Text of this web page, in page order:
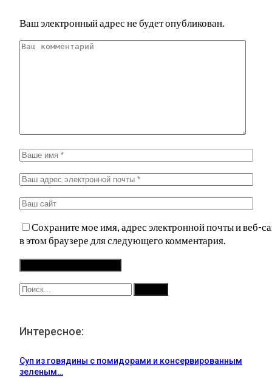
Ваш электронный адрес не будет опубликован.
Сохраните мое имя, адрес электронной почты и веб-
в этом браузере для следующего комментария.
Интересное:
Суп из говядины с помидорами и консервированным
зеленым…